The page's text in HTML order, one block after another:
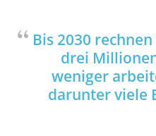
Bis 2030
drei
weniger
darunter viele